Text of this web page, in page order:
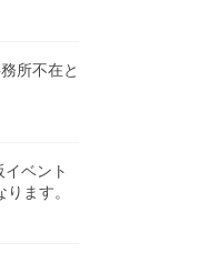
所不在と
ベント
ます。